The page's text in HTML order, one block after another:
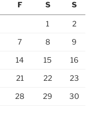
F S S
1 2
7 8 9
14 15 16
21 22 23
28 29 30